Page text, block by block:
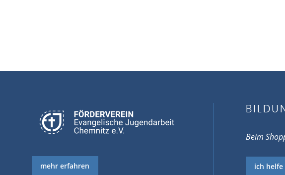
mehr erfahren
Beim
ich